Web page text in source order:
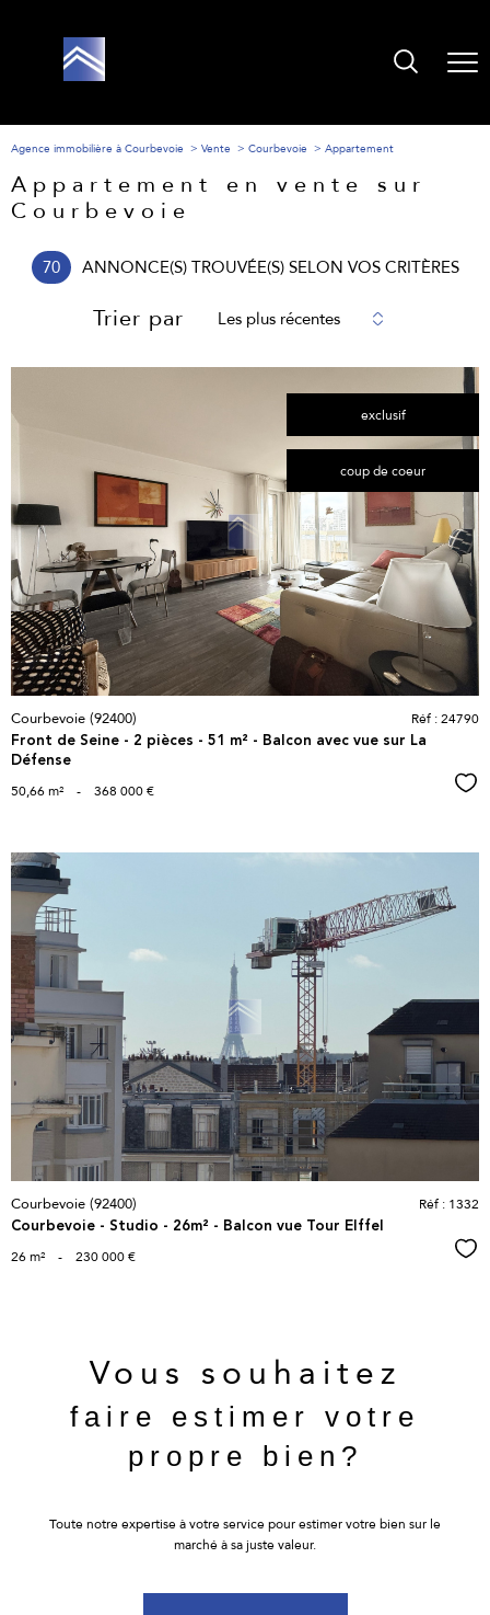
Agence immobilière à Courbevoie Vente Courbevoie Appartement
Appartement en vente sur
Courbevoie
70 ANNONCE(S) TROUVÉE(S) SELON VOS CRITÈRES
Trier par Les plus récentes
exclusif
coup de coeur
voir le
bien
Courbevoie (92400)
Front de Seine - 2 pièces - 51 m² - Balcon avec vue sur La
Défense
Réf : 24790
50,66 m² - 368 000 €
voir le
bien
Courbevoie (92400)
Courbevoie - Studio - 26m² - Balcon vue Tour EIffel
Réf : 1332
26 m² - 230 000 €
Vous souhaitez
faire estimer votre
propre bien?
Toute notre expertise à votre service pour estimer votre bien sur le
marché à sa juste valeur.